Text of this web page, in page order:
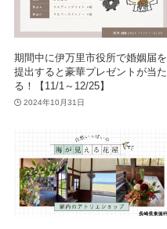
期間中に伊万里市役所で婚姻届を
提出すると豪華プレゼントが当た
る！【11/1～12/25】
2024年10月31日